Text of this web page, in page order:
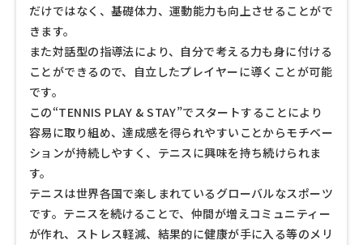
だけではなく、基礎体力、運動能力も向上させることがで
きます。
また対話型の指導法により、自分で考える力も身に付ける
ことができるので、自立したプレイヤーに導くことが可能
です。
この“TENNIS PLAY & STAY”でスタートすることにより
容易に取り組め、達成感を得られやすいことからモチベー
ションが持続しやすく、テニスに興味を持ち続けられま
す。
テニスは世界各国で楽しまれているグローバルなスポーツ
です。テニスを続けることで、仲間が増えコミュニティー
が作れ、ストレス軽減、結果的に健康が手に入る等のメリ